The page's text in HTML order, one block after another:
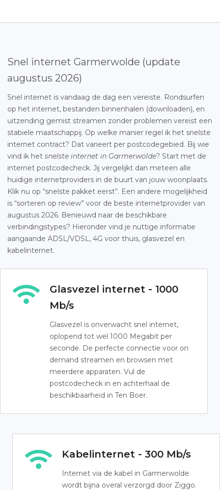
Snel internet Garmerwolde (update
augustus 2026)
Snel internet is vandaag de dag een vereiste. Rondsurfen
op het internet, bestanden binnenhalen (downloaden), en
uitzending gemist streamen zonder problemen vereist een
stabiele maatschappij. Op welke manier regel ik het snelste
internet contract? Dat varieert per postcodegebied. Bij wie
vind ik het snelste internet in Garmerwolde? Start met de
internet postcodecheck. Jij vergelijkt dan meteen alle
huidige internetproviders in de buurt van jouw woonplaats.
Klik nu op “snelste pakket eerst”. Een andere mogelijkheid
is “sorteren op review” voor de beste internetprovider van
augustus 2026. Benieuwd naar de beschikbare
verbindingstypes? Hieronder vind je nuttige informatie
aangaande ADSL/VDSL, 4G voor thuis, glasvezel en
kabelinternet.
Glasvezel internet - 1000
Mb/s
Glasvezel is onverwacht snel internet,
oplopend tot wel 1000 Megabit per
seconde. De perfecte connectie voor on
demand streamen en browsen met
meerdere apparaten. Vul de
postcodecheck in en achterhaal de
beschikbaarheid in Ten Boer.
Kabelinternet - 300 Mb/s
Internet via de kabel in Garmerwolde
wordt bijna overal verzorgd door Ziggo.